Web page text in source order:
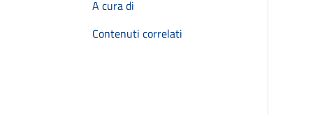
A cura di
Contenuti correlati